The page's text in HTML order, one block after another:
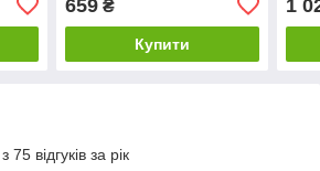
659₴
Купити
1
відгуків за рік